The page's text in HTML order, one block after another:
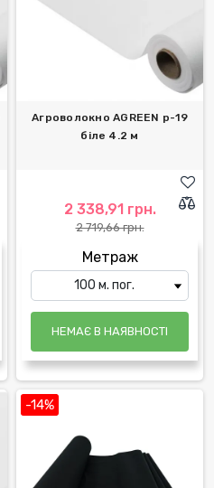
Агроволокно AGREEN р-19
біле 4.2 м
2 338,91 грн.
2 719,66 грн.
Метраж
НЕМАЄ В НАЯВНОСТІ
-14%